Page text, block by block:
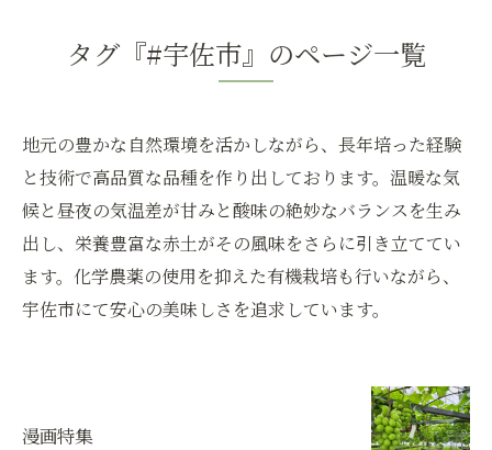
タグ『#宇佐市』のページ一覧
地元の豊かな自然環境を活かしながら、長年培った経験
と技術で高品質な品種を作り出しております。温暖な気
候と昼夜の気温差が甘みと酸味の絶妙なバランスを生み
出し、栄養豊富な赤土がその風味をさらに引き立ててい
ます。化学農薬の使用を抑えた有機栽培も行いながら、
宇佐市にて安心の美味しさを追求しています。
漫画特集